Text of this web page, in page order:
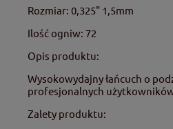
Rozmiar: 0,325" 1,5mm
Ilość ogniw: 72
Opis produktu:
Wysokowydajny łańcuch o
profesjonalnych
Zalety produktu: